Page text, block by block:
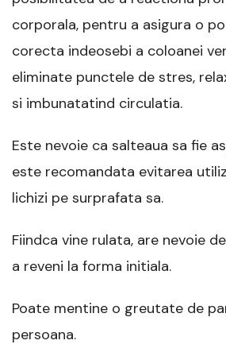
corporala, pentru a asigura o
corecta indeosebi a coloanei
eliminate punctele de stres,
si imbunatatind circulatia.
Este nevoie ca salteaua sa fie
este recomandata evitarea
lichizi pe surprafata sa.
Fiindca vine rulata, are nevoie
a reveni la forma initiala.
Poate mentine o greutate de
persoana.